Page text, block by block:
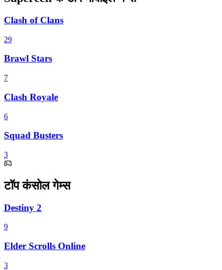
Clash of Clans
29
Brawl Stars
7
Clash Royale
6
Squad Busters
3
टॉप कंसोल गेम्स
Destiny 2
9
Elder Scrolls Online
3